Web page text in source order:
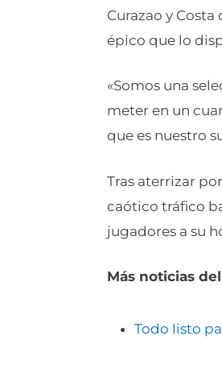
Curazao y
épico que lo
«Somos una
meter en un
que es nuestro
Tras aterrizar
caótico tráfico
jugadores a su
Más noticias
Todo listo